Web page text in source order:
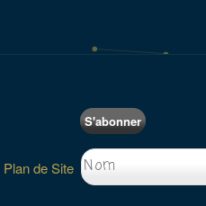
Plan de Site
S'abonner